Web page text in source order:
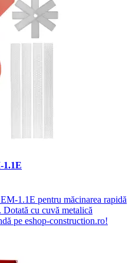
1.1E pentru măcinarea rapidă
cu cuvă metalică
pe eshop-construction.ro!